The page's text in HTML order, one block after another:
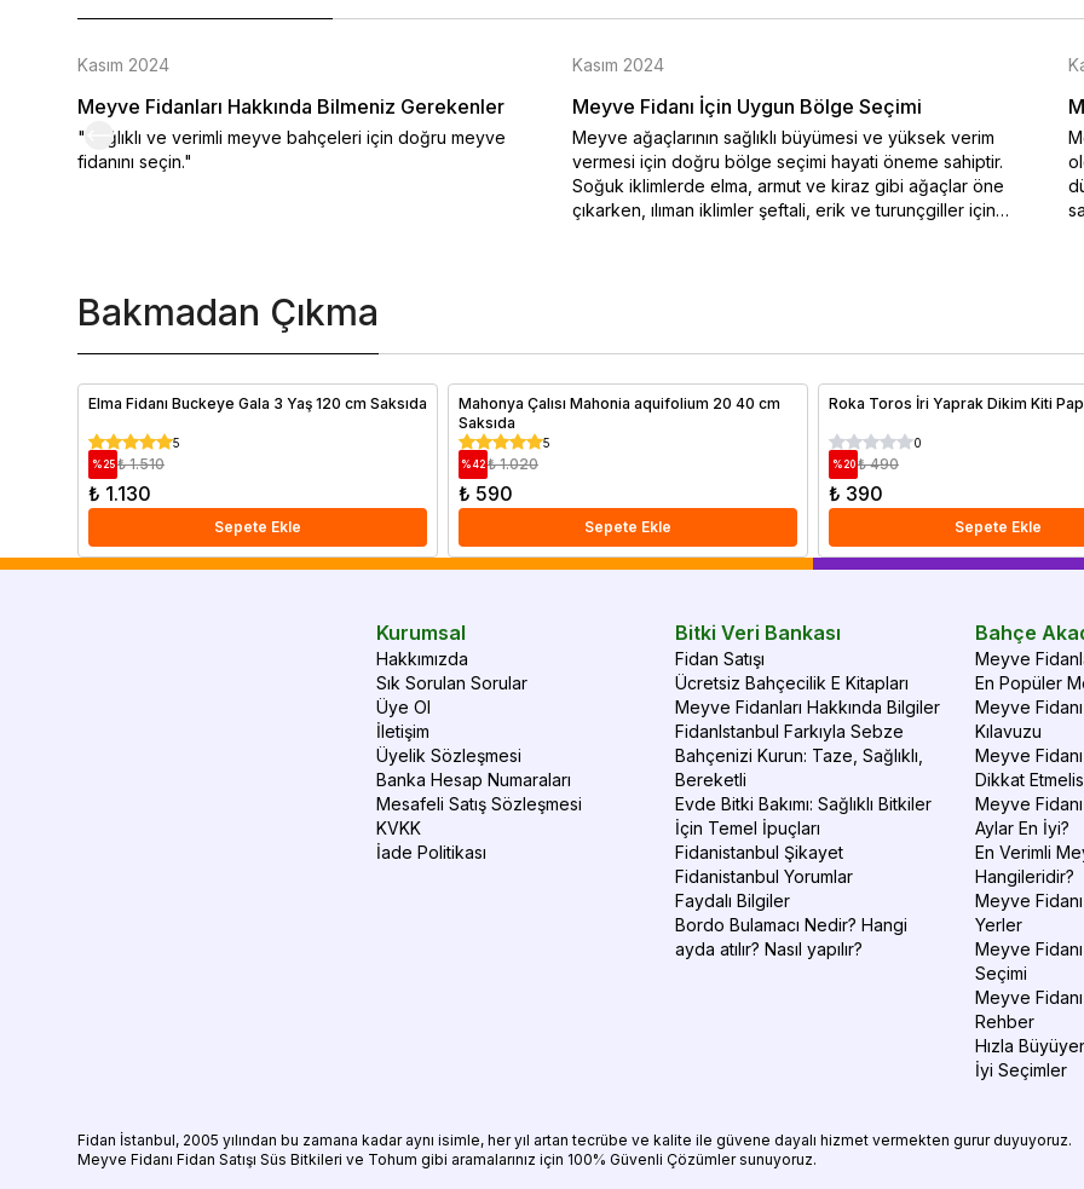
Kasım 2024
Meyve Fidanları Hakkında Bilmeniz Gerekenler
"Sağlıklı ve verimli meyve bahçeleri için doğru meyve
fidanını seçin."
Kasım 2024
Meyve Fidanı İçin Uygun Bölge Seçimi
Meyve ağaçlarının sağlıklı büyümesi ve yüksek verim
vermesi için doğru bölge seçimi hayati öneme sahiptir.
Soğuk iklimlerde elma, armut ve kiraz gibi ağaçlar öne
çıkarken, ılıman iklimler şeftali, erik ve turunçgiller için
verimli ve sağlıklı meyve hasadı elde edebilirsiniz.
Bakmadan Çıkma
Elma Fidanı Buckeye Gala 3 Yaş 120 cm Saksıda
5
%25 ₺ 1.510
₺ 1.130
Sepete Ekle
Mahonya Çalısı Mahonia aquifolium 20 40 cm
Saksıda
5
%42 ₺ 1.020
₺ 590
Sepete Ekle
Roka Toros İri Yaprak Dikim Kiti
0
%20 ₺ 490
₺ 390
Sepete Ekle
Kurumsal
Hakkımızda
Sık Sorulan Sorular
Üye Ol
İletişim
Üyelik Sözleşmesi
Banka Hesap Numaraları
Mesafeli Satış Sözleşmesi
KVKK
İade Politikası
Bitki Veri Bankası
Fidan Satışı
Ücretsiz Bahçecilik E Kitapları
Meyve Fidanları Hakkında Bilgiler
FidanIstanbul Farkıyla Sebze
Bahçenizi Kurun: Taze, Sağlıklı,
Bereketli
Evde Bitki Bakımı: Sağlıklı Bitkiler
İçin Temel İpuçları
Fidanistanbul Şikayet
Fidanistanbul Yorumlar
Faydalı Bilgiler
Bordo Bulamacı Nedir? Hangi
ayda atılır? Nasıl yapılır?
Bahçe
Meyve
En Popüler
Meyve
Kılavuzu
Meyve
Dikkat
Meyve
Aylar En İyi?
En Verimli
Hangileridir?
Meyve
Yerler
Meyve
Seçimi
Meyve Fidanı
Rehber
Hızla
İyi Seçimler
Fidan İstanbul, 2005 yılından bu zamana kadar aynı isimle, her yıl artan tecrübe ve kalite ile güvene dayalı hizmet vermekten gurur duyuyoruz.
Meyve Fidanı Fidan Satışı Süs Bitkileri ve Tohum gibi aramalarınız için 100% Güvenli Çözümler sunuyoruz.